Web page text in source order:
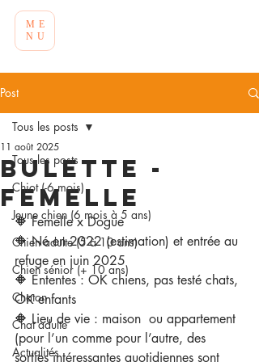
ME
NU
Post
Tous les posts
Chiot (-6 mois)
Jeune chien (6 mois à 5 ans)
Chien adulte (5 à 10 ans)
Chien sénior (+ 10 ans)
Chaton
Chat adulte
Actualités
Tous les posts
Bulette -
Femelle
11 août 2025
🔶 Femelle x Dogue
🔶 Né en 2022 (estimation) et entrée au
refuge en juin 2025
🔶 Ententes : OK chiens, pas testé chats,
OK enfants
🔶 Lieu de vie : maison  ou appartement
(pour l’un comme pour l’autre, des
sorties intéressantes quotidiennes sont